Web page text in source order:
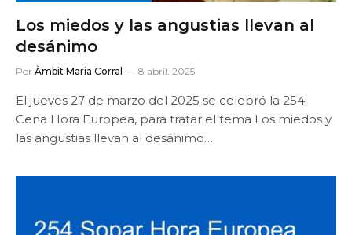
Los miedos y las angustias llevan al
desánimo
Por Àmbit Maria Corral 8 abril, 2025
El jueves 27 de marzo del 2025 se celebró la 254
Cena Hora Europea, para tratar el tema Los miedos y
las angustias llevan al desánimo…